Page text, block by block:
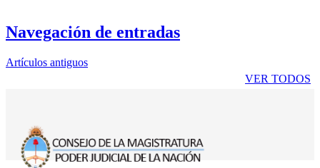
Navegación de entradas
Artículos antiguos
VER TODOS